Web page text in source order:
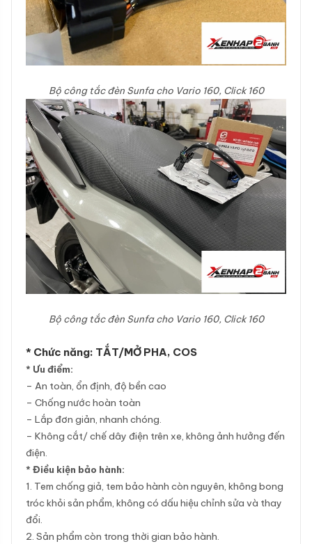
Bộ công tắc đèn Sunfa cho Vario 160, Click 160
Bộ công tắc đèn Sunfa cho Vario 160, Click 160
* Chức năng: TẮT/MỞ PHA, COS
* Ưu điểm:
– An toàn, ổn định, độ bền cao
– Chống nước hoàn toàn
– Lắp đơn giản, nhanh chóng.
– Không cắt/ chế dây điện trên xe, không ảnh hưởng đến
điện.
* Điều kiện bảo hành:
1. Tem chống giả, tem bảo hành còn nguyên, không bong
tróc khỏi sản phẩm, không có dấu hiệu chỉnh sửa và thay
đổi.
2. Sản phẩm còn trong thời gian bảo hành.